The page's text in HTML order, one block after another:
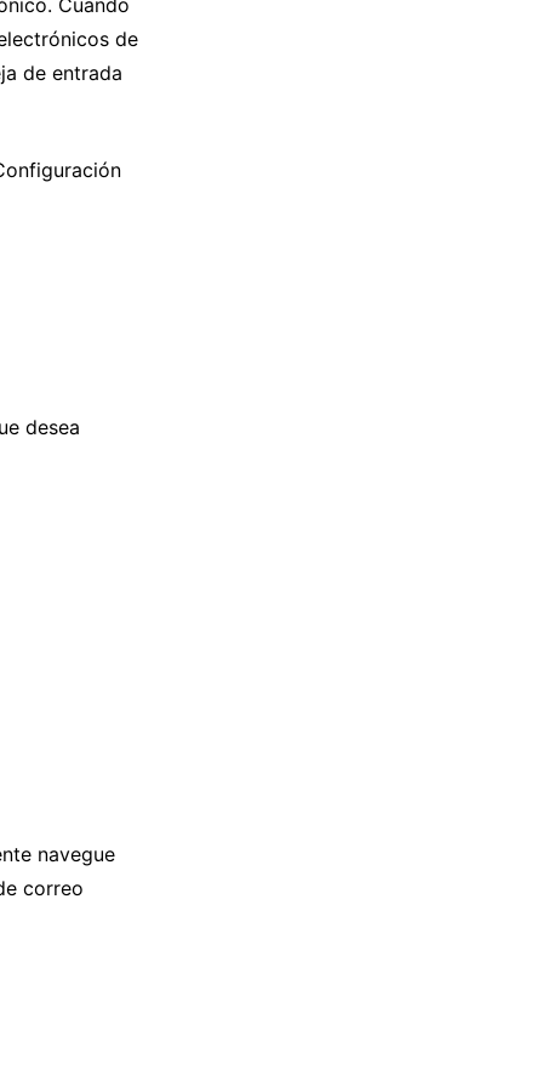
Cuando
de
de entrada
desea
navegue
correo